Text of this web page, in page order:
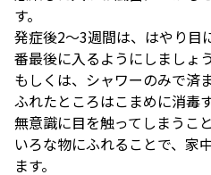
す。
発症後2〜3週間は、はやり目
番最後に入るようにしましょう
もしくは、シャワーのみで済
ふれたところはこまめに消毒
無意識に目を触ってしまうこ
いろな物にふれることで、家
ます。